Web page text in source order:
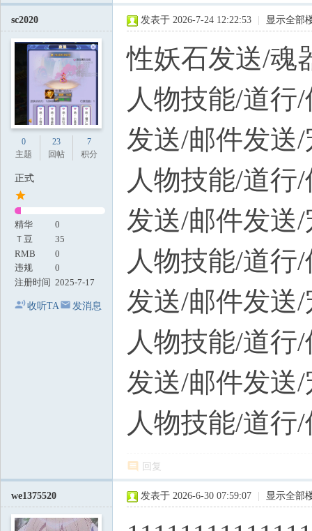
sc2020
0
主题
23
回帖
7
积分
正式
精华
0
Ｔ豆
35
RMB
0
违规
0
注册时间 2025-7-17
收听TA 发消息
发表于 2026-7-24 12:22:53 显示全部
性妖石发送/魂
人物技能/道行
发送/邮件发送
人物技能/道行
发送/邮件发送
人物技能/道行
发送/邮件发送
人物技能/道行
发送/邮件发送
人物技能/道行
回复
we1375520 发表于 2026-6-30 07:59:07 显示全部